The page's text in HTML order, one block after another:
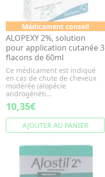
Médicament conseil
ALOPEXY 2%, solution
pour application cutanée 3
flacons de 60ml
Ce médicament est indiqué
en cas de chute de cheveux
modérée (alopécie
androgénéti...
10,35€
AJOUTER AU PANIER